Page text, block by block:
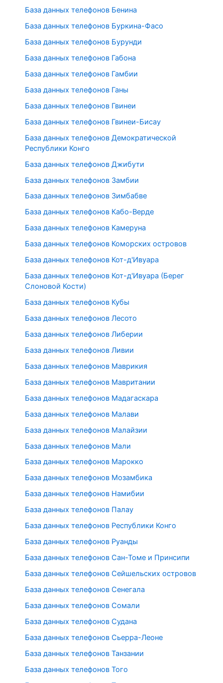
База данных телефонов Бенина
База данных телефонов Буркина-Фасо
База данных телефонов Бурунди
База данных телефонов Габона
База данных телефонов Гамбии
База данных телефонов Ганы
База данных телефонов Гвинеи
База данных телефонов Гвинеи-Бисау
База данных телефонов Демократической
Республики Конго
База данных телефонов Джибути
База данных телефонов Замбии
База данных телефонов Зимбабве
База данных телефонов Кабо-Верде
База данных телефонов Камеруна
База данных телефонов Коморских островов
База данных телефонов Кот-д'Ивуара
База данных телефонов Кот-д'Ивуара (Берег
Слоновой Кости)
База данных телефонов Кубы
База данных телефонов Лесото
База данных телефонов Либерии
База данных телефонов Ливии
База данных телефонов Маврикия
База данных телефонов Мавритании
База данных телефонов Мадагаскара
База данных телефонов Малави
База данных телефонов Малайзии
База данных телефонов Мали
База данных телефонов Марокко
База данных телефонов Мозамбика
База данных телефонов Намибии
База данных телефонов Палау
База данных телефонов Республики Конго
База данных телефонов Руанды
База данных телефонов Сан-Томе и Принсипи
База данных телефонов Сейшельских островов
База данных телефонов Сенегала
База данных телефонов Сомали
База данных телефонов Судана
База данных телефонов Сьерра-Леоне
База данных телефонов Танзании
База данных телефонов Того